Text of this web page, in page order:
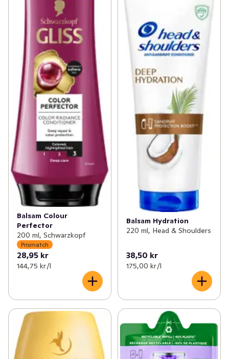
"Användning
Fördela balsamet i vått hår efter hårtvätt med schampo,
särskilt i längder och toppar.Låt verka i 2-3 minuter och
skölj sedan ur. Fructis är utvecklat för daglig
användning.
Skölj omedelbart vid kontakt med ögonen."
Balsam Colour
Perfector
200 ml, Schwarzkopf
Prismatch
28,95 kr
144,75 kr /l
Balsam Hydration
220 ml, Head & Shoulders
38,50 kr
175,00 kr /l